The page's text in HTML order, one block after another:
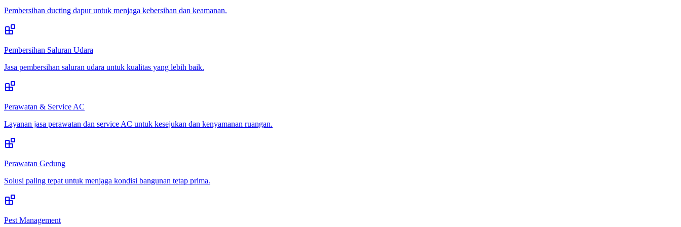
Pembersihan ducting dapur untuk menjaga kebersihan dan keamanan.
Pembersihan Saluran Udara
Jasa pembersihan saluran udara untuk kualitas yang lebih baik.
Perawatan & Service AC
Layanan jasa perawatan dan service AC untuk kesejukan dan kenyamanan ruangan.
Perawatan Gedung
Solusi paling tepat untuk menjaga kondisi bangunan tetap prima.
Pest Management